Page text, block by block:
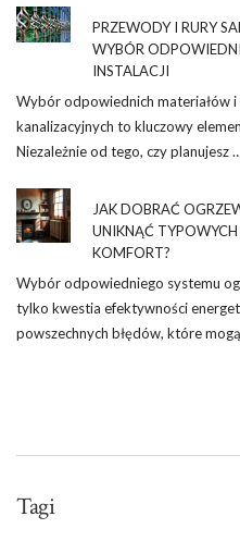
PRZEWODY I RURY
WYBÓR
INSTALACJI
Wybór odpowiednich materiałów
kanalizacyjnych to kluczowy
Niezależnie od tego, czy planujesz
JAK DOBRAĆ
UNIKNĄĆ
KOMFORT?
Wybór odpowiedniego systemu
tylko kwestia efektywności
powszechnych błędów, które
Tagi